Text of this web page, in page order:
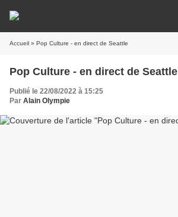
Accueil » Pop Culture - en direct de Seattle
Pop Culture - en direct de Seattle
Publié le 22/08/2022 à 15:25
Par Alain Olympie